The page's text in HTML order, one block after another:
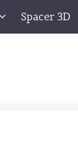
Spacer 3D